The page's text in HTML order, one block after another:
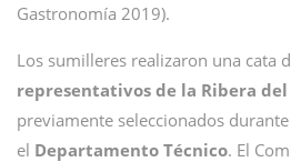
Gastronomía 2019).
Los sumilleres realizaron una cata
representativos de la Ribera del
previamente seleccionados
el Departamento Técnico. El